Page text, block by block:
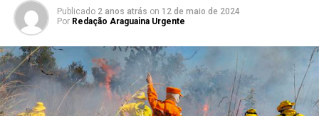
Publicado 2 anos atrás on 12 de maio de 2024
Por Redação Araguaina Urgente